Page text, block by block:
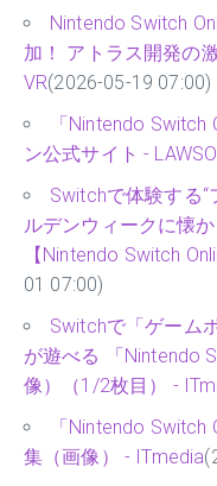
Nintendo Switch
加！ アトラス開発の
VR(2026-05-19 07:00)
「Nintendo
ン公式サイト -
Switchで体験する
ルデンウィークに懐
【Nintendo Switch
01 07:00)
Switchで「ゲーム
が遊べる 「Nintendo
像）（1/2枚目） -
「Nintendo
集（画像） - ITmedia